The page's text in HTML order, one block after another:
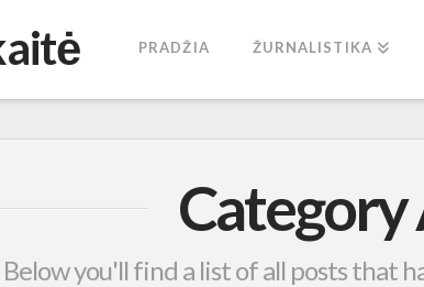
PRADŽIA ŽURNALISTIKA
Below you'll find a list of all posts that